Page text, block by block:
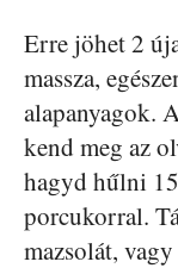
Erre jöhet 2
massza,
alapanyagok.
kend meg az
hagyd hűlni
porcukorral.
mazsolát,